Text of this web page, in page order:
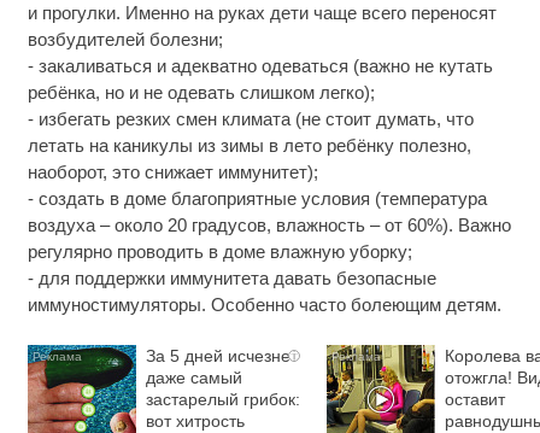
и прогулки. Именно на руках дети чаще всего переносят
возбудителей болезни;
- закаливаться и адекватно одеваться (важно не кутать
ребёнка, но и не одевать слишком легко);
- избегать резких смен климата (не стоит думать, что
летать на каникулы из зимы в лето ребёнку полезно,
наоборот, это снижает иммунитет);
- создать в доме благоприятные условия (температура
воздуха – около 20 градусов, влажность – от 60%). Важно
регулярно проводить в доме влажную уборку;
- для поддержки иммунитета давать безопасные
иммуностимуляторы. Особенно часто болеющим детям.
i
За 5 дней исчезнет
даже самый
застарелый грибок:
вот хитрость
Королева
отожгла!
оставит